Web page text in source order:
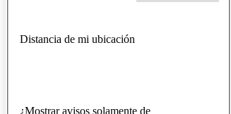
Distancia de mi ubicación
¿Mostrar avisos solamente de